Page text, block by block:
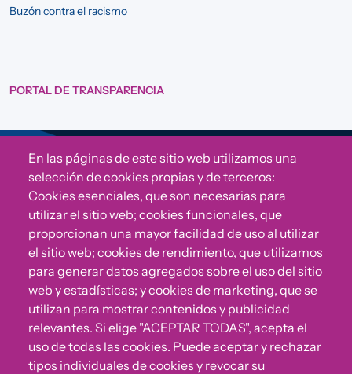
Buzón contra el racismo
PORTAL DE TRANSPARENCIA
Sigue a Comunidad CONVIVE
¿Algo no va bien?
En las páginas de este sitio web utilizamos una
selección de cookies propias y de terceros:
Cookies esenciales, que son necesarias para
utilizar el sitio web; cookies funcionales, que
proporcionan una mayor facilidad de uso al utilizar
el sitio web; cookies de rendimiento, que utilizamos
para generar datos agregados sobre el uso del sitio
web y estadísticas; y cookies de marketing, que se
utilizan para mostrar contenidos y publicidad
relevantes. Si elige "ACEPTAR TODAS", acepta el
uso de todas las cookies. Puede aceptar y rechazar
tipos individuales de cookies y revocar su